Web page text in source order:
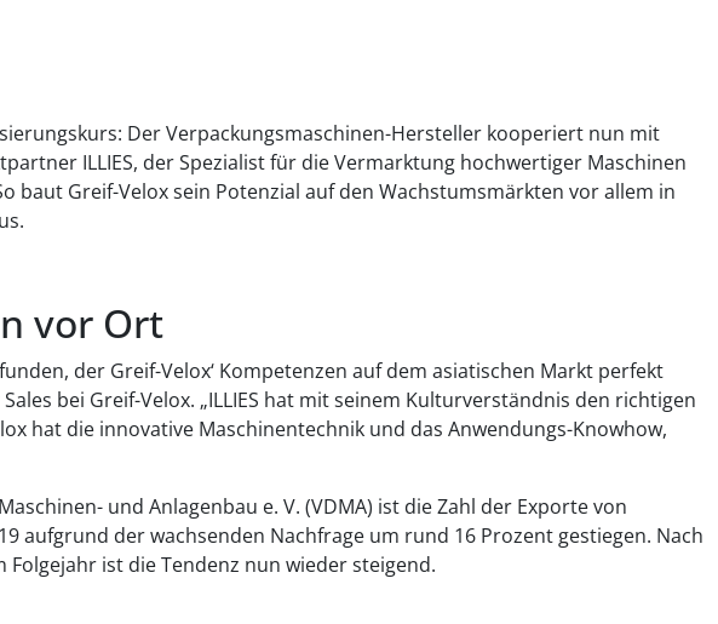
Der Verpackungsmaschinen-Hersteller kooperiert nun mit
ILLIES, der Spezialist für die Vermarktung hochwertiger Maschinen
baut Greif-Velox sein Potenzial auf den Wachstumsmärkten vor allem in
vor Ort
der Greif-Velox‘ Kompetenzen auf dem asiatischen Markt perfekt
bei Greif-Velox. „ILLIES hat mit seinem Kulturverständnis den richtigen
hat die innovative Maschinentechnik und das Anwendungs-Knowhow,
und Anlagenbau e. V. (VDMA) ist die Zahl der Exporte von
aufgrund der wachsenden Nachfrage um rund 16 Prozent gestiegen. Nach
ist die Tendenz nun wieder steigend.